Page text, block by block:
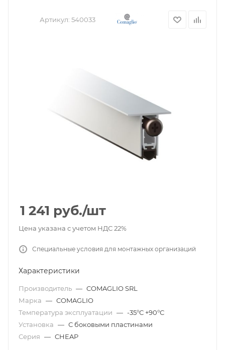
Артикул: 540033
1 241 руб./шт
Цена указана с учетом НДС 22%
Специальные условия для монтажных организаций
Характеристики
Производитель — COMAGLIO SRL
Марка — COMAGLIO
Температура эксплуатации — -35°С +90°С
Установка — С боковыми пластинами
Серия — CHEAP